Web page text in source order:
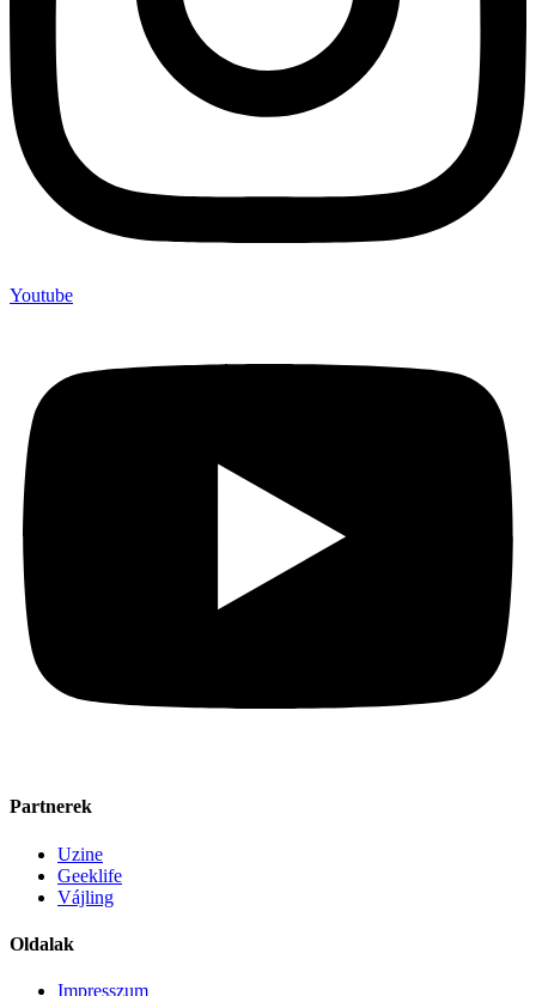
Youtube
Partnerek
Uzine
Geeklife
Vájling
Oldalak
Impresszum